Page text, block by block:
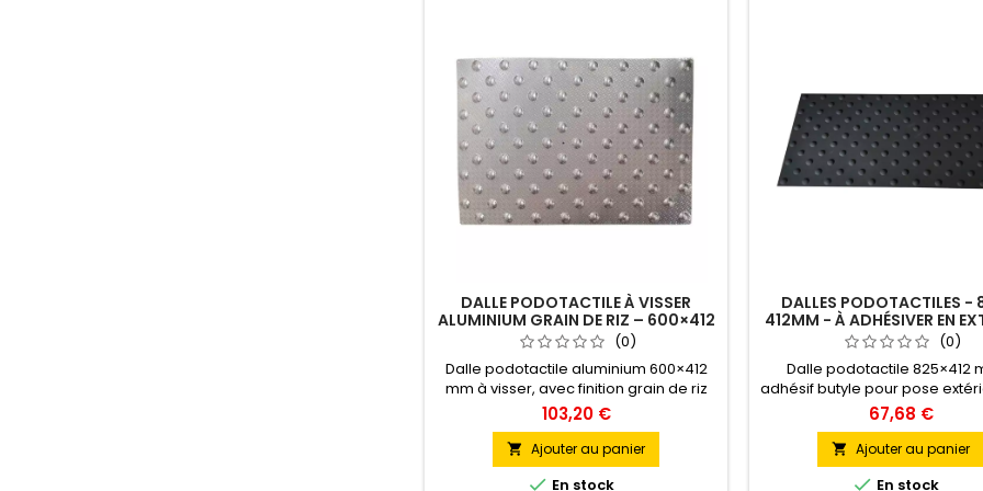
DALLE PODOTACTILE À VISSER
ALUMINIUM GRAIN DE RIZ – 600×412
MM
(0)
Dalle podotactile aluminium 600×412
mm à visser, avec finition grain de riz
antidérapante. Conforme à la norme
NF P98‑351, elle est idéale pour les ERP
intérieurs et les environnements
abrités. Sa surface structurée assure
103,20 €
 Ajouter au panier
 En stock
DALLES PODOTACTILES -
412MM - À ADHÉSIVER EN
(0)
Dalle podotactile 825×412
adhésif butyle pour pose
TPU souple traité anti-UV,
la norme NF P98‑351. Sa
permet une détection
les personnes malvoyantes.
67,68 €
 Ajouter au panier
 En stock